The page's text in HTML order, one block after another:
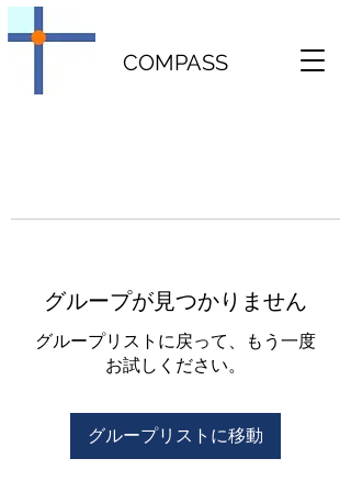
COMPASS
グループが見つかりません
グループリストに戻って、もう一度
お試しください。
グループリストに移動